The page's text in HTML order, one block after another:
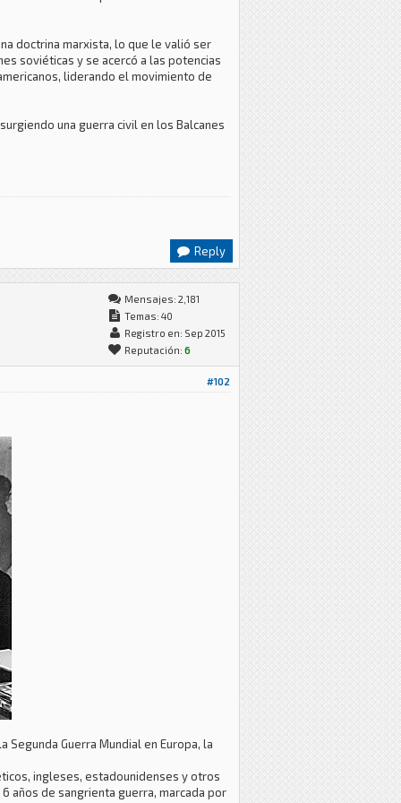
doctrina marxista, lo que le valió ser
soviéticas y se acercó a las potencias
liderando el movimiento de
una guerra civil en los Balcanes
Reply
Mensajes: 2,181
Temas: 40
Registro en: Sep 2015
Reputación: 6
#102
Guerra Mundial en Europa, la
ingleses, estadounidenses y otros
años de sangrienta guerra, marcada por